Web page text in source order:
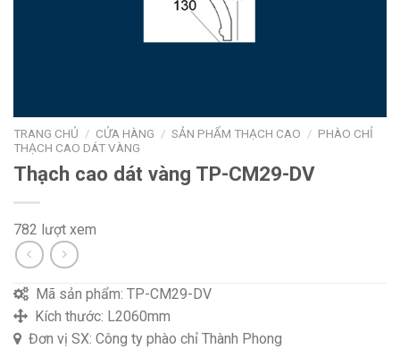
TRANG CHỦ / CỬA HÀNG / SẢN PHẨM THẠCH CAO / PHÀO CHỈ
THẠCH CAO DÁT VÀNG
Thạch cao dát vàng TP-CM29-DV
782 lượt xem
Mã sản phẩm: TP-CM29-DV
Kích thước: L2060mm
Đơn vị SX: Công ty phào chỉ Thành Phong